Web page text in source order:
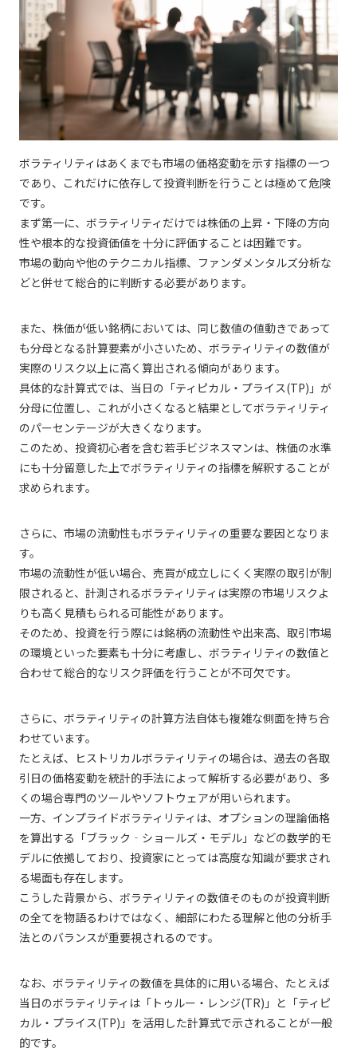
ボラティリティはあくまでも市場の価格変動を示す指標の一つ
であり、これだけに依存して投資判断を行うことは極めて危険
です。
まず第一に、ボラティリティだけでは株価の上昇・下降の方向
性や根本的な投資価値を十分に評価することは困難です。
市場の動向や他のテクニカル指標、ファンダメンタルズ分析な
どと併せて総合的に判断する必要があります。
また、株価が低い銘柄においては、同じ数値の値動きであって
も分母となる計算要素が小さいため、ボラティリティの数値が
実際のリスク以上に高く算出される傾向があります。
具体的な計算式では、当日の「ティピカル・プライス(TP)」が
分母に位置し、これが小さくなると結果としてボラティリティ
のパーセンテージが大きくなります。
このため、投資初心者を含む若手ビジネスマンは、株価の水準
にも十分留意した上でボラティリティの指標を解釈することが
求められます。
さらに、市場の流動性もボラティリティの重要な要因となりま
す。
市場の流動性が低い場合、売買が成立しにくく実際の取引が制
限されると、計測されるボラティリティは実際の市場リスクよ
りも高く見積もられる可能性があります。
そのため、投資を行う際には銘柄の流動性や出来高、取引市場
の環境といった要素も十分に考慮し、ボラティリティの数値と
合わせて総合的なリスク評価を行うことが不可欠です。
さらに、ボラティリティの計算方法自体も複雑な側面を持ち合
わせています。
たとえば、ヒストリカルボラティリティの場合は、過去の各取
引日の価格変動を統計的手法によって解析する必要があり、多
くの場合専門のツールやソフトウェアが用いられます。
一方、インプライドボラティリティは、オプションの理論価格
を算出する「ブラック‐ショールズ・モデル」などの数学的モ
デルに依拠しており、投資家にとっては高度な知識が要求され
る場面も存在します。
こうした背景から、ボラティリティの数値そのものが投資判断
の全てを物語るわけではなく、細部にわたる理解と他の分析手
法とのバランスが重要視されるのです。
なお、ボラティリティの数値を具体的に用いる場合、たとえば
当日のボラティリティは「トゥルー・レンジ(TR)」と「ティピ
カル・プライス(TP)」を活用した計算式で示されることが一般
的です。